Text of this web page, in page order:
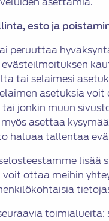
esto ja
peruuttaa
tai selaimesi
asetuksia voit
tai jonkin muun
asettaa
haluaa tallentaa
lisää
ottaa meihin
toimialueita: